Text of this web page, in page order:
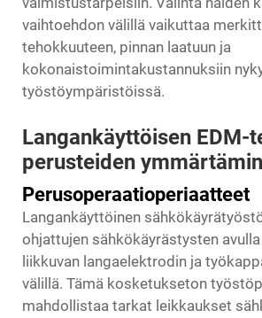
vaihtoehdon välillä vaikuttaa
tehokkuuteen, pinnan laatuun ja
kokonaistoimintakustannuksiin
työstöympäristöissä.
Langankäyttöisen EDM-
perusteiden
Perusoperaatioperiaatteet
Langankäyttöinen
ohjattujen sähkökäyrästysten
liikkuvan langaelektrodin ja
välillä. Tämä kosketukseton
mahdollistaa tarkat leikkaukset